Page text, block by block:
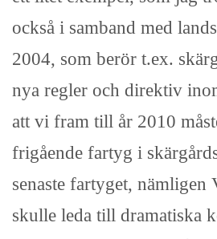
också i samband med
2004, som berör t.ex.
nya regler och direktiv
att vi fram till år 2010
frigående fartyg i
senaste fartyget, nämligen
skulle leda till dramatiska